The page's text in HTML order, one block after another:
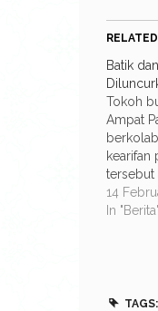
RELATED
Batik
Tokoh
Ampat
kearifan
tersebut
bentuk
batik
Papua.
14
In "Berita"
TAGS: